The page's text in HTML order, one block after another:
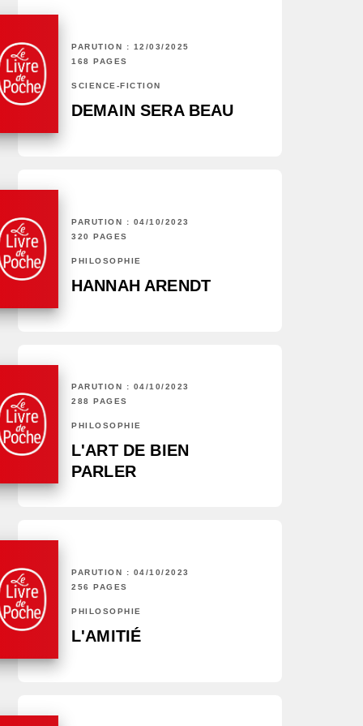
PARUTION : 12/03/2025
168 PAGES
SCIENCE-FICTION
DEMAIN SERA BEAU
PARUTION : 04/10/2023
320 PAGES
PHILOSOPHIE
HANNAH ARENDT
PARUTION : 04/10/2023
288 PAGES
PHILOSOPHIE
L'ART DE BIEN
PARLER
PARUTION : 04/10/2023
256 PAGES
PHILOSOPHIE
L'AMITIÉ